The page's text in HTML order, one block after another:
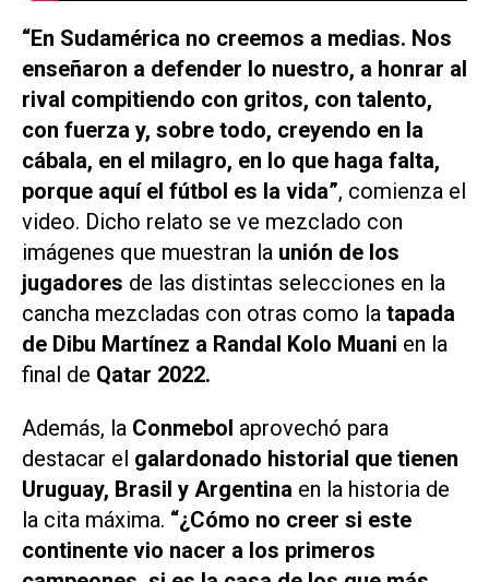
“En Sudamérica no creemos a medias. Nos
enseñaron a defender lo nuestro, a honrar al
rival compitiendo con gritos, con talento,
con fuerza y, sobre todo, creyendo en la
cábala, en el milagro, en lo que haga falta,
porque aquí el fútbol es la vida”, comienza el
video. Dicho relato se ve mezclado con
imágenes que muestran la unión de los
jugadores de las distintas selecciones en la
cancha mezcladas con otras como la tapada
de Dibu Martínez a Randal Kolo Muani en la
final de Qatar 2022.
Además, la Conmebol aprovechó para
destacar el galardonado historial que tienen
Uruguay, Brasil y Argentina en la historia de
la cita máxima. “¿Cómo no creer si este
continente vio nacer a los primeros